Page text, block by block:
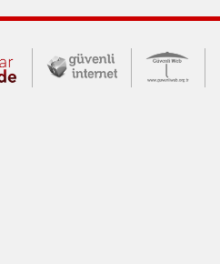
İletişim Merkezi
Çocuklar Güvende (yeni
Güvenli